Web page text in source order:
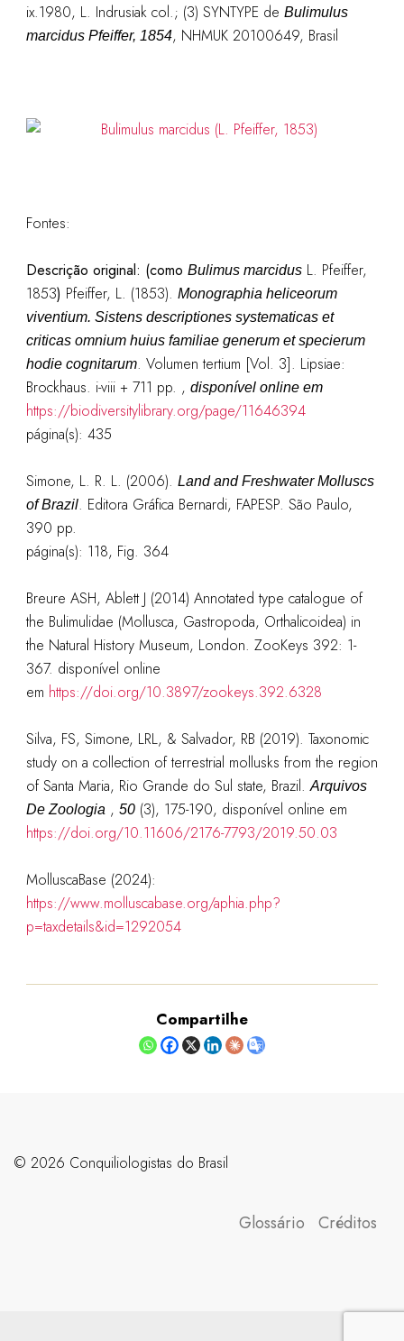
ix.1980, L. Indrusiak col.; (3) SYNTYPE de Bulimulus
marcidus Pfeiffer, 1854, NHMUK 20100649, Brasil
Fontes:
Descrição original: (como Bulimus marcidusL. Pfeiffer,
1853) Pfeiffer, L. (1853). Monographia heliceorum
viventium. Sistens descriptiones systematicas et
criticas omnium huius familiae generum et specierum
hodie cognitarum. Volumen tertium [Vol. 3]. Lipsiae:
Brockhaus. i-viii + 711 pp. , disponível online em
https://biodiversitylibrary.org/page/11646394
página(s): 435
Simone, L. R. L. (2006). Land and Freshwater Molluscs
of Brazil. Editora Gráfica Bernardi, FAPESP. São Paulo,
390 pp.
página(s): 118, Fig. 364
Breure ASH, Ablett J (2014) Annotated type catalogue of
the Bulimulidae (Mollusca, Gastropoda, Orthalicoidea) in
the Natural History Museum, London. ZooKeys 392: 1-
367. disponível online
em https://doi.org/10.3897/zookeys.392.6328
Silva, FS, Simone, LRL, & Salvador, RB (2019). Taxonomic
study on a collection of terrestrial mollusks from the region
of Santa Maria, Rio Grande do Sul state, Brazil.Arquivos
De Zoologia, 50(3), 175-190, disponível online em
https://doi.org/10.11606/2176-7793/2019.50.03
MolluscaBase (2024):
https://www.molluscabase.org/aphia.php?
p=taxdetails&id=1292054
Compartilhe
©️ 2026 Conquiliologistas do Brasil
Glossário Créditos